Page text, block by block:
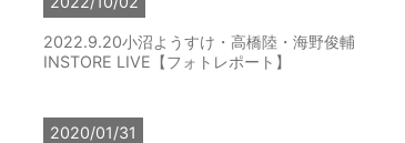
2022.9.20小沼ようすけ・高橋陸・海野俊輔
INSTORE LIVE【フォトレポート】
2020/01/31